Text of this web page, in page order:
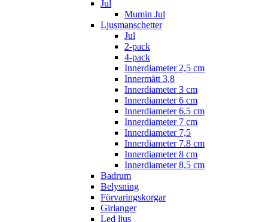
Jul
Mumin Jul
Ljusmanschetter
Jul
2-pack
4-pack
Innerdiameter 2,5 cm
Innermått 3,8
Innerdiameter 3 cm
Innerdiameter 6 cm
Innerdiameter 6.5 cm
Innerdiameter 7 cm
Innerdiameter 7,5
Innerdiameter 7.8 cm
Innerdiameter 8 cm
Innerdiameter 8,5 cm
Badrum
Belysning
Förvaringskorgar
Girlanger
Led ljus